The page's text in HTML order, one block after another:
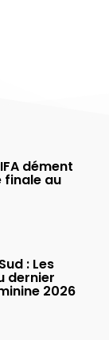
dément
finale au
: Les
dernier
2026